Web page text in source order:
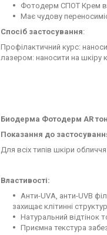
Фотодерм СПОТ Крем
Має чудову
Спосіб застосування:
Профілактичний курс:
лазером: наносити на шкіру
Биодерма Фотодерм AR
Показання до
Для всіх типів шкіри
Властивості:
Анти-UVA, анти-UVB
захищає клітинні
Натуральний відтінок
Приємна текстура